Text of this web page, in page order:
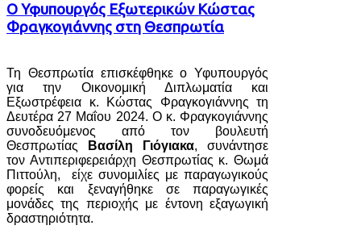
Ο Υφυπουργός Εξωτερικών Κώστας
Φραγκογιάννης στη Θεσπρωτία
Τη Θεσπρωτία επισκέφθηκε ο Υφυπουργός
για την Οικονομική Διπλωματία και
Εξωστρέφεια κ. Κώστας Φραγκογιάννης τη
Δευτέρα 27 Μαΐου 2024. Ο κ. Φραγκογιάννης
συνοδευόμενος από τον βουλευτή
Θεσπρωτίας
Βασίλη Γιόγιακα, συνάντησε
τον Αντιπεριφερειάρχη Θεσπρωτίας κ. Θωμά
Πιττούλη, είχε συνομιλίες με παραγωγικούς
φορείς και ξεναγήθηκε σε παραγωγικές
μονάδες της περιοχής με έντονη εξαγωγική
δραστηριότητα.